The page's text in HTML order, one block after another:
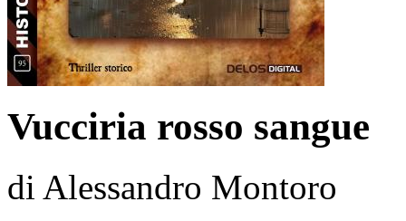
Vucciria rosso sangue
di Alessandro Montoro